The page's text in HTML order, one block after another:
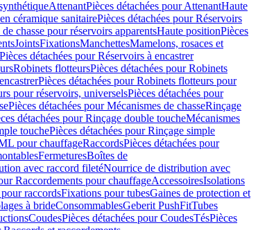
AttenantPièces détachées pour AttenantHaute
céramique sanitairePièces détachées pour Réservoirs
chasse pour réservoirs apparentsHaute positionPièces
JointsFixationsManchettesMamelons, rosaces et
Pièces détachées pour Réservoirs à encastrer
Robinets flotteursPièces détachées pour Robinets
Pièces détachées pour Robinets flotteurs pour
pour réservoirs, universelsPièces détachées pour
Pièces détachées pour Mécanismes de chasseRinçage
détachées pour Rinçage double toucheMécanismes
touchePièces détachées pour Rinçage simple
pour chauffageRaccordsPièces détachées pour
FermeturesBoîtes de
avec raccord filetéNourrice de distribution avec
Raccordements pour chauffageAccessoiresIsolations
raccordsFixations pour tubesGaines de protection et
à brideConsommablesGeberit PushFitTubes
CoudesPièces détachées pour CoudesTésPièces